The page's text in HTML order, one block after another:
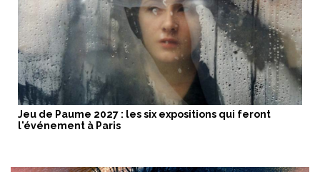
Jeu de Paume 2027 : les six expositions qui feront
l'événement à Paris